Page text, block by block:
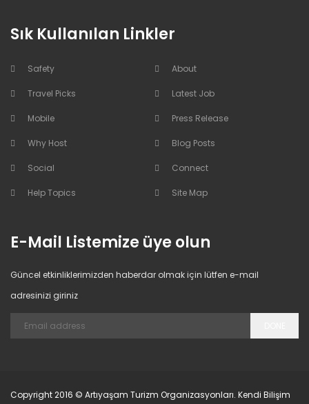
Sık Kullanılan Linkler
Safety About
Travel Picks Latest Job
Mobile Press Release
Why Host Blog Posts
Social Connect
Help Topics Site Map
E-Mail Listemize üye olun
Güncel etkinliklerimizden haberdar olmak için lütfen e-mail
adresinizi giriniz
Copyright 2016 © Artıyaşam Turizm Organizasyonları. Kendi Bilişim